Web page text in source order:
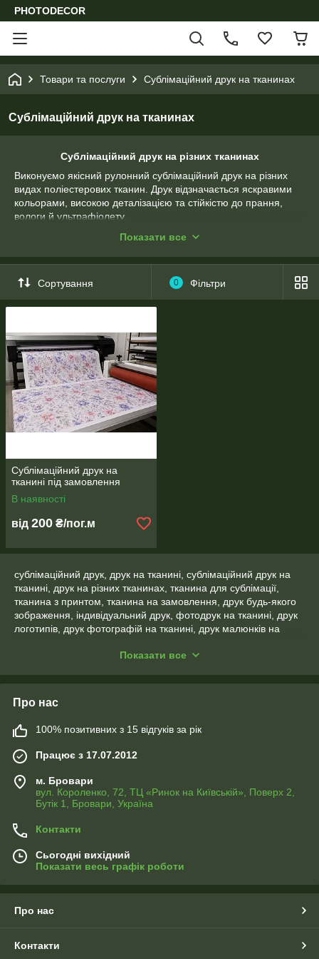
PHOTODECOR
Товари та послуги Сублімаційний друк на тканинах
Сублімаційний друк на тканинах
Сублімаційний друк на різних тканинах
Виконуємо якісний рулонний сублімаційний друк на різних
видах поліестерових тканин. Друк відзначається яскравими
кольорами, високою деталізацією та стійкістю до прання,
вологи й ультрафіолету.
Виконуємо як роздрібні, так і оптові замовлення.
блекауті, прапорній тканині, тканині для шторок у ванну та
• шторок для ванної;
• домашнього текстилю;
• фотозон;
• рекламної продукції;
• декору інтер'єру;
• пошиву одягу
Працюємо з роздрібними та оптовими замовленнями.
друку.
Показати все
Сортування 0 Фільтри
Сублімаційний друк на
тканині під замовлення
В наявності
від 200 ₴/пог.м
сублімаційний друк, друк на тканині, сублімаційний друк на
тканині, друк на різних тканинах, тканина для сублімації,
тканина з принтом, тканина на замовлення, друк будь-якого
зображення, індивідуальний друк, фотодрук на тканині, друк
логотипів, друк фотографій на тканині, друк малюнків на
атлас, сатен, оксфорд, біфлекс, блекаут, тканина для шторок
з принтом, виготовлення прапорів, банерна тканина, оптом,
роздріб.
Показати все
Про нас
100% позитивних з 15 відгуків за рік
Працює з 17.07.2012
м. Бровари
вул. Короленко, 72, ТЦ «Ринок на Київській», Поверх 2,
Бутік 1, Бровари, Україна
Контакти
Сьогодні вихідний
Показати весь графік роботи
Про нас
Контакти